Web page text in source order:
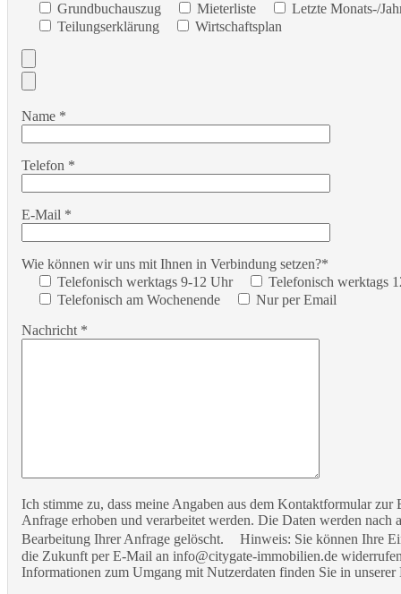
Grundbuchauszug
Mieterliste
Letzte Monats-/
Teilungserklärung
Wirtschaftsplan
Name *
Telefon *
E-Mail *
Wie können wir uns mit Ihnen in Verbindung setzen?*
Telefonisch werktags 9-12 Uhr
Telefonisch werktags
Telefonisch am Wochenende
Nur per Email
Nachricht *
Ich stimme zu, dass meine Angaben aus dem Kontaktformular zur
Anfrage erhoben und verarbeitet werden. Die Daten werden nach
Bearbeitung Ihrer Anfrage gelöscht. Hinweis: Sie können Ihre
die Zukunft per E-Mail an info@citygate-immobilien.de
Informationen zum Umgang mit Nutzerdaten finden Sie in unserer